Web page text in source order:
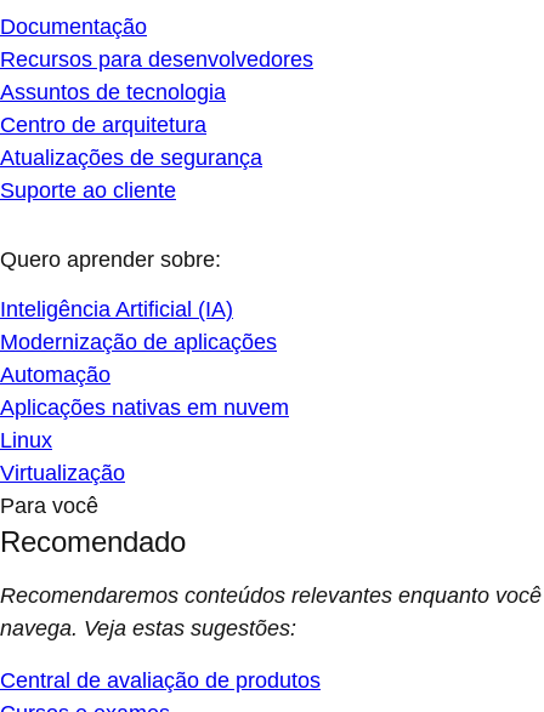
Documentação
Recursos para desenvolvedores
Assuntos de tecnologia
Centro de arquitetura
Atualizações de segurança
Suporte ao cliente
Quero aprender sobre:
Inteligência Artificial (IA)
Modernização de aplicações
Automação
Aplicações nativas em nuvem
Linux
Virtualização
Para você
Recomendado
Recomendaremos conteúdos relevantes enquanto você
navega. Veja estas sugestões:
Central de avaliação de produtos